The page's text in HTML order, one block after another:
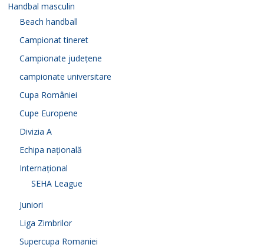
Handbal masculin
Beach handball
Campionat tineret
Campionate județene
campionate universitare
Cupa României
Cupe Europene
Divizia A
Echipa națională
Internațional
SEHA League
Juniori
Liga Zimbrilor
Supercupa Romaniei